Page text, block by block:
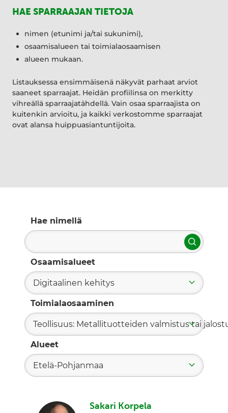
HAE SPARRAAJAN TIETOJA
nimen (etunimi ja/tai sukunimi),
osaamisalueen tai toimialaosaamisen
alueen mukaan.
Listauksessa ensimmäisenä näkyvät parhaat arviot
saaneet sparraajat. Heidän profiilinsa on merkitty
vihreällä sparraajatähdellä. Vain osaa sparraajista on
kuitenkin arvioitu, ja kaikki verkostomme sparraajat
ovat alansa huippuasiantuntijoita.
Hae nimellä
Hae
Osaamisalueet
Digitaalinen kehitys
Toimialaosaaminen
Teollisuus: Metallituotteiden valmistus tai
Alueet
Etelä-Pohjanmaa
Sakari Korpela